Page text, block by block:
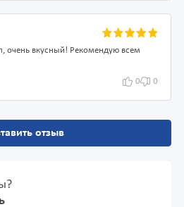
очень вкусный! Рекомендую всем
0 0
отзыв